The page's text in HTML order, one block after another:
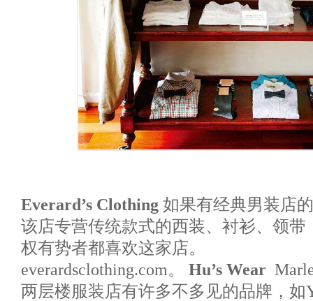
Everard’s Clothing 如果有经典男装店
该店专营传统款式的西装、衬衫、领
权有势者都喜欢这家店。
everardsclothing.com。
Hu’s Wear
两层楼服装店有许多不多见的品牌，如